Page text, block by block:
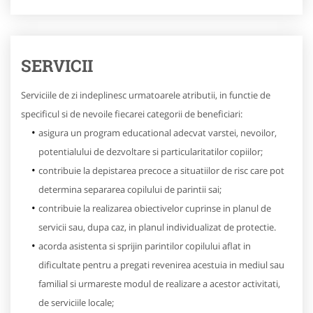
SERVICII
Serviciile de zi indeplinesc urmatoarele atributii, in functie de
specificul si de nevoile fiecarei categorii de beneficiari:
asigura un program educational adecvat varstei, nevoilor,
potentialului de dezvoltare si particularitatilor copiilor;
contribuie la depistarea precoce a situatiilor de risc care pot
determina separarea copilului de parintii sai;
contribuie la realizarea obiectivelor cuprinse in planul de
servicii sau, dupa caz, in planul individualizat de protectie.
acorda asistenta si sprijin parintilor copilului aflat in
dificultate pentru a pregati revenirea acestuia in mediul sau
familial si urmareste modul de realizare a acestor activitati,
de serviciile locale;